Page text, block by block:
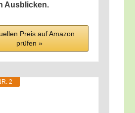
Ausblicken.
Preis auf Ama­zon
prü­fen »
2